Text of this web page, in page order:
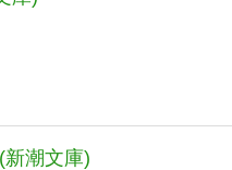
潮文庫)